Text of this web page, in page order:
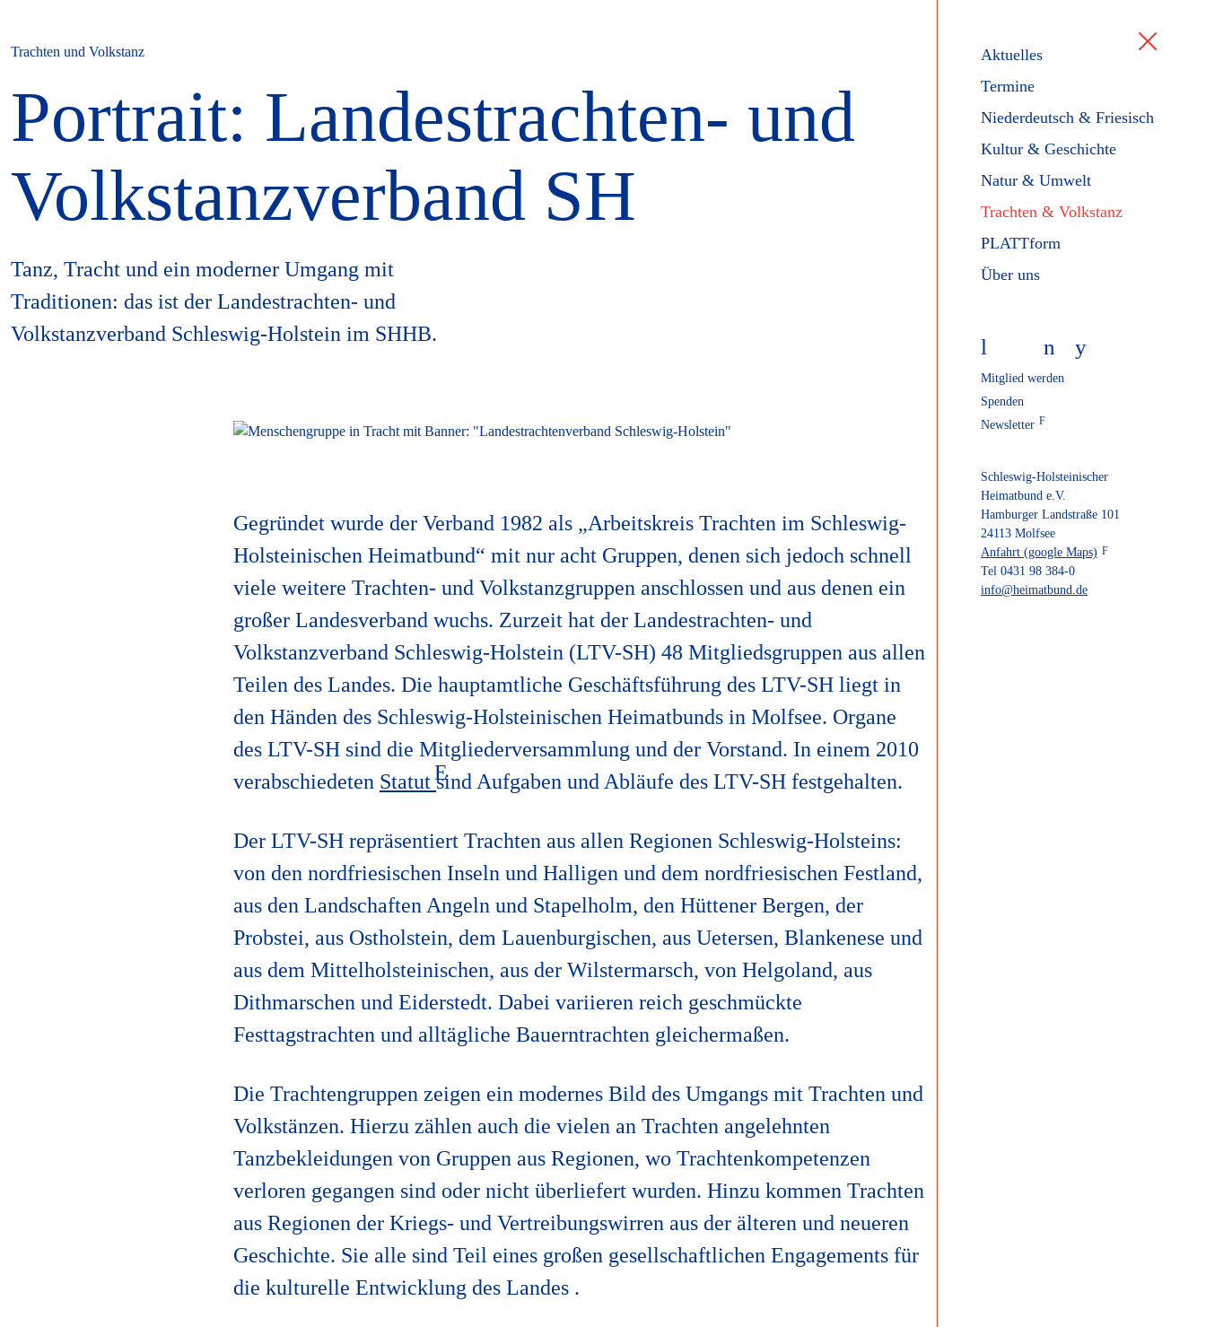
Aktuelles
Termine
Niederdeutsch & Friesisch
Kultur & Geschichte
Natur & Umwelt
Trachten & Volkstanz
PLATTform
Über uns
l n y
Mitglied werden
Spenden
Newsletter
Schleswig-Holsteinischer
Heimatbund e.V.
Hamburger Landstraße 101
24113 Molfsee
Anfahrt (google Maps)
Tel 0431 98 384-0
info@heimatbund.de
Trachten und Volkstanz
Portrait: Landestrachten- und
Volkstanzverband SH
Tanz, Tracht und ein moderner Umgang mit
Traditionen: das ist der Landestrachten- und
Volkstanzverband Schleswig-Holstein im SHHB.
Gegründet wurde der Verband 1982 als „Arbeitskreis Trachten im Schleswig-
Holsteinischen Heimatbund“ mit nur acht Gruppen, denen sich jedoch schnell
viele weitere Trachten- und Volkstanzgruppen anschlossen und aus denen ein
großer Landesverband wuchs. Zurzeit hat der Landestrachten- und
Volkstanzverband Schleswig-Holstein (LTV-SH) 48 Mitgliedsgruppen aus allen
Teilen des Landes. Die hauptamtliche Geschäftsführung des LTV-SH liegt in
den Händen des Schleswig-Holsteinischen Heimatbunds in Molfsee. Organe
des LTV-SH sind die Mitgliederversammlung und der Vorstand. In einem 2010
verabschiedeten Statutsind Aufgaben und Abläufe des LTV-SH festgehalten.
Der LTV-SH repräsentiert Trachten aus allen Regionen Schleswig-Holsteins:
von den nordfriesischen Inseln und Halligen und dem nordfriesischen Festland,
aus den Landschaften Angeln und Stapelholm, den Hüttener Bergen, der
Probstei, aus Ostholstein, dem Lauenburgischen, aus Uetersen, Blankenese und
aus dem Mittelholsteinischen, aus der Wilstermarsch, von Helgoland, aus
Dithmarschen und Eiderstedt. Dabei variieren reich geschmückte
Festtagstrachten und alltägliche Bauerntrachten gleichermaßen.
Die Trachtengruppen zeigen ein modernes Bild des Umgangs mit Trachten und
Volkstänzen. Hierzu zählen auch die vielen an Trachten angelehnten
Tanzbekleidungen von Gruppen aus Regionen, wo Trachtenkompetenzen
verloren gegangen sind oder nicht überliefert wurden. Hinzu kommen Trachten
aus Regionen der Kriegs- und Vertreibungswirren aus der älteren und neueren
Geschichte. Sie alle sind Teil eines großen gesellschaftlichen Engagements für
die kulturelle Entwicklung des Landes .